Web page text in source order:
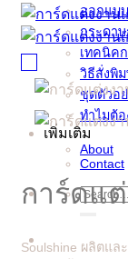
ออกแบ
กระดาษ
เทคนิค
วิธีสั่งพิ
ชุดตัวอ
ทำไมต้อ
เพิ่มเติม
About
Contact
Search
for:
การ์ดแ
Soulshine ผลิตแ